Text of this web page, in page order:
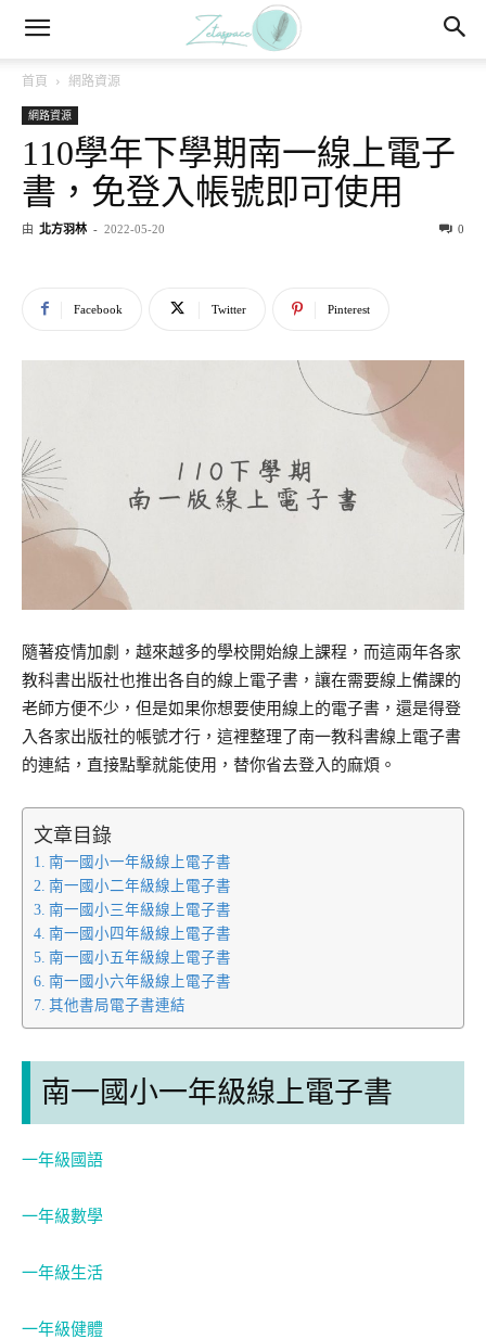
首頁 網路資源
網路資源
110學年下學期南一線上電子
書，免登入帳號即可使用
由 北方羽林 - 2022-05-20 0
Facebook Twitter Pinterest
隨著疫情加劇，越來越多的學校開始線上課程，而這兩年各家
教科書出版社也推出各自的線上電子書，讓在需要線上備課的
老師方便不少，但是如果你想要使用線上的電子書，還是得登
入各家出版社的帳號才行，這裡整理了南一教科書線上電子書
的連結，直接點擊就能使用，替你省去登入的麻煩。
文章目錄
南一國小一年級線上電子書
南一國小二年級線上電子書
南一國小三年級線上電子書
南一國小四年級線上電子書
南一國小五年級線上電子書
南一國小六年級線上電子書
其他書局電子書連結
南一國小一年級線上電子書
一年級國語
一年級數學
一年級生活
一年級健體